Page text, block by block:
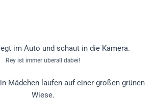
Rey ist immer überall dabei!